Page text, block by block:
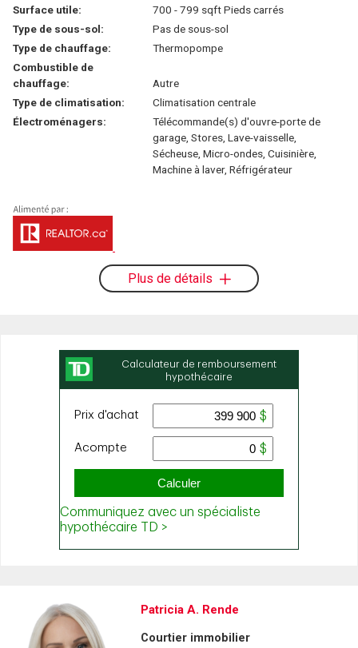
Surface utile:
700 - 799 sqft Pieds carrés
Type de sous-sol:
Pas de sous-sol
Type de chauffage:
Thermopompe
Combustible de
chauffage:
Autre
Type de climatisation:
Climatisation centrale
Électroménagers:
Télécommande(s) d'ouvre-porte de
garage, Stores, Lave-vaisselle,
Sécheuse, Micro-ondes, Cuisinière,
Machine à laver, Réfrigérateur
Plus de détails
Patricia A. Rende
Courtier immobilier